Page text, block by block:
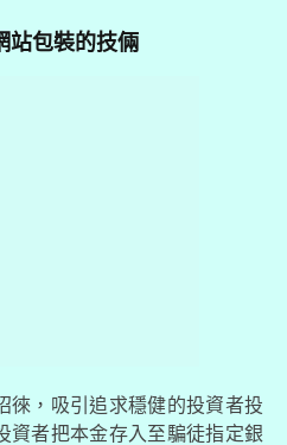
站包裝的技倆
徠，吸引追求穩健的投資者投
資者把本金存入至騙徒指定銀